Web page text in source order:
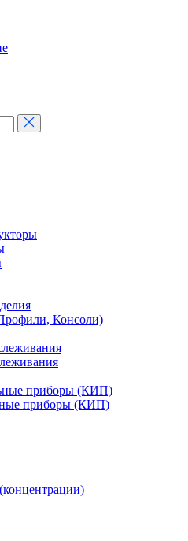
Консоли)
приборы (КИП)
приборы (КИП)